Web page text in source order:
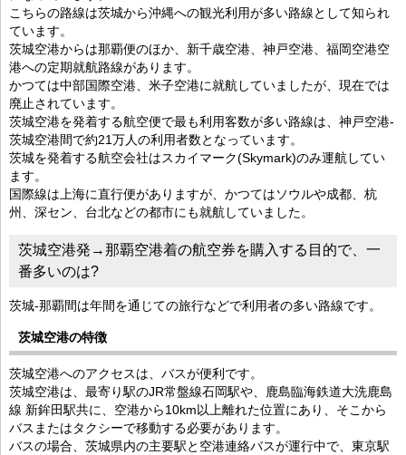
こちらの路線は茨城から沖縄への観光利用が多い路線として知られ
ています。
茨城空港からは那覇便のほか、新千歳空港、神戸空港、福岡空港空
港への定期就航路線があります。
かつては中部国際空港、米子空港に就航していましたが、現在では
廃止されています。
茨城空港を発着する航空便で最も利用客数が多い路線は、神戸空港-
茨城空港間で約21万人の利用者数となっています。
茨城を発着する航空会社はスカイマーク(Skymark)のみ運航してい
ます。
国際線は上海に直行便がありますが、かつてはソウルや成都、杭
州、深セン、台北などの都市にも就航していました。
茨城空港発→那覇空港着の航空券を購入する目的で、一
番多いのは?
茨城-那覇間は年間を通じての旅行などで利用者の多い路線です。
茨城空港の特徴
茨城空港へのアクセスは、バスが便利です。
茨城空港は、最寄り駅のJR常盤線石岡駅や、鹿島臨海鉄道大洗鹿島
線 新鉾田駅共に、空港から10km以上離れた位置にあり、そこから
バスまたはタクシーで移動する必要があります。
バスの場合、茨城県内の主要駅と空港連絡バスが運行中で、東京駅